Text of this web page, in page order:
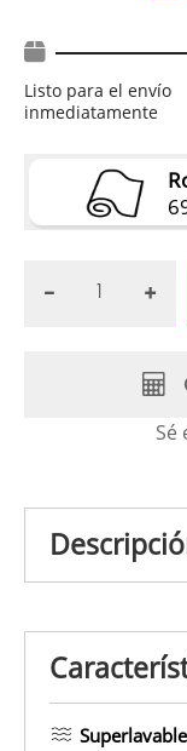
Listo para el envío
inmediatamente
Sé
Superlavable